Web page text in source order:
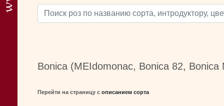
Bonica (MEIdomonac, Bonica 82, Bonica
Перейти на страницу с описанием сорта